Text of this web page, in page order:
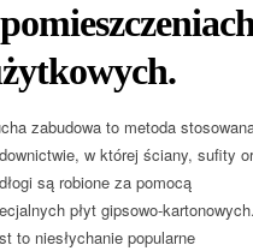
zabudowa to metoda
w której ściany, sufity
są robione za pomocą
płyt gipsowo-kartonowych.
to niesłychanie popularne